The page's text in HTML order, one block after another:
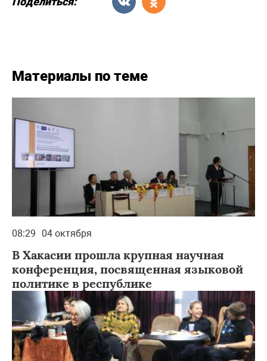
Материалы по теме
08:29 04 октября
В Хакасии прошла крупная научная
конференция, посвященная языковой
политике в республике